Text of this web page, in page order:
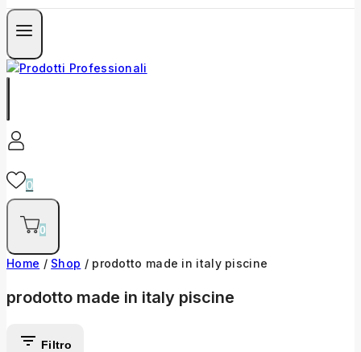
0
0
Home / Shop / prodotto made in italy piscine
prodotto made in italy piscine
Filtro